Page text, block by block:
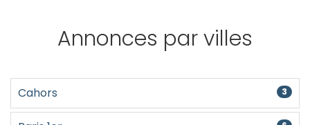
Annonces par villes
Cahors 3